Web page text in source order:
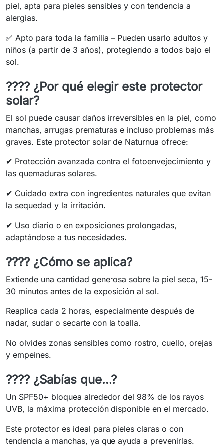
piel, apta para pieles sensibles y con tendencia a
alergias.
✅ Apto para toda la familia – Pueden usarlo adultos y
niños (a partir de 3 años), protegiendo a todos bajo el
sol.
???? ¿Por qué elegir este protector
solar?
El sol puede causar daños irreversibles en la piel, como
manchas, arrugas prematuras e incluso problemas más
graves. Este protector solar de Naturnua ofrece:
✔ Protección avanzada contra el fotoenvejecimiento y
las quemaduras solares.
✔ Cuidado extra con ingredientes naturales que evitan
la sequedad y la irritación.
✔ Uso diario o en exposiciones prolongadas,
adaptándose a tus necesidades.
???? ¿Cómo se aplica?
Extiende una cantidad generosa sobre la piel seca, 15-
30 minutos antes de la exposición al sol.
Reaplica cada 2 horas, especialmente después de
nadar, sudar o secarte con la toalla.
No olvides zonas sensibles como rostro, cuello, orejas
y empeines.
???? ¿Sabías que…?
Un SPF50+ bloquea alrededor del 98% de los rayos
UVB, la máxima protección disponible en el mercado.
Este protector es ideal para pieles claras o con
tendencia a manchas, ya que ayuda a prevenirlas.